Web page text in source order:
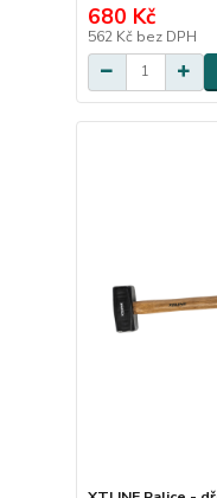
680 Kč
562 Kč bez DPH